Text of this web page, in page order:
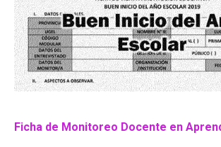
Ficha de Monitoreo Docente en